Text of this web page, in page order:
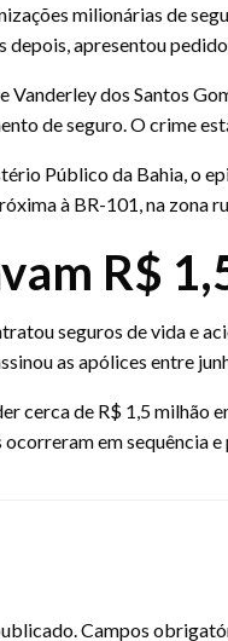
milionárias de
depois, apresentou
Vanderley dos Santos
de seguro. O crime
Público da Bahia, o
à BR-101, na zona
R$
seguros de vida e
as apólices entre
cerca de R$ 1,5 milhão
em sequência
Campos